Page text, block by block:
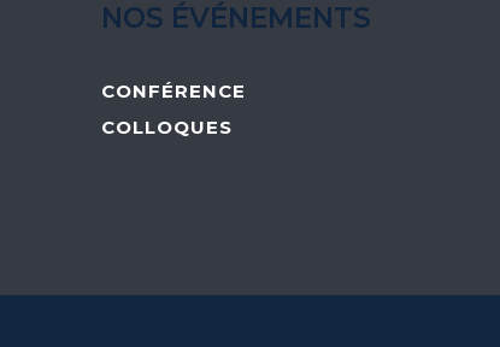
NOS ÉVÉNEMENTS
CONFÉRENCE
COLLOQUES